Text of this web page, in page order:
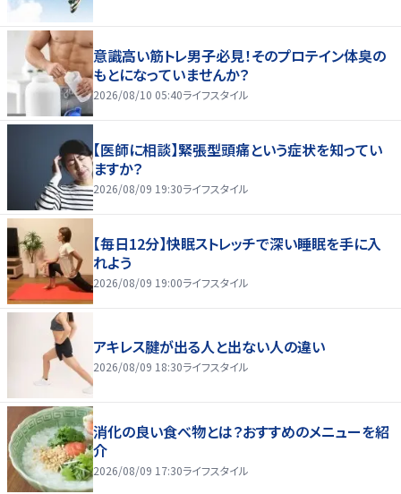
意識高い筋トレ男子必見！そのプロテイン体臭の
もとになっていませんか？
2026/08/10 05:40ライフスタイル
【医師に相談】緊張型頭痛という症状を知ってい
ますか？
2026/08/09 19:30ライフスタイル
【毎日12分】快眠ストレッチで深い睡眠を手に入
れよう
2026/08/09 19:00ライフスタイル
アキレス腱が出る人と出ない人の違い
2026/08/09 18:30ライフスタイル
消化の良い食べ物とは？おすすめのメニューを紹
介
2026/08/09 17:30ライフスタイル